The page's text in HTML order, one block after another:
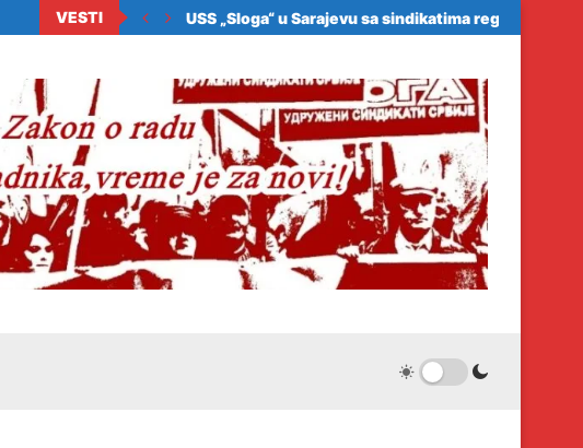
VESTI
država mora zakonom da...USS „Sloga“ u Sarajevu sa sindikatima regiona: